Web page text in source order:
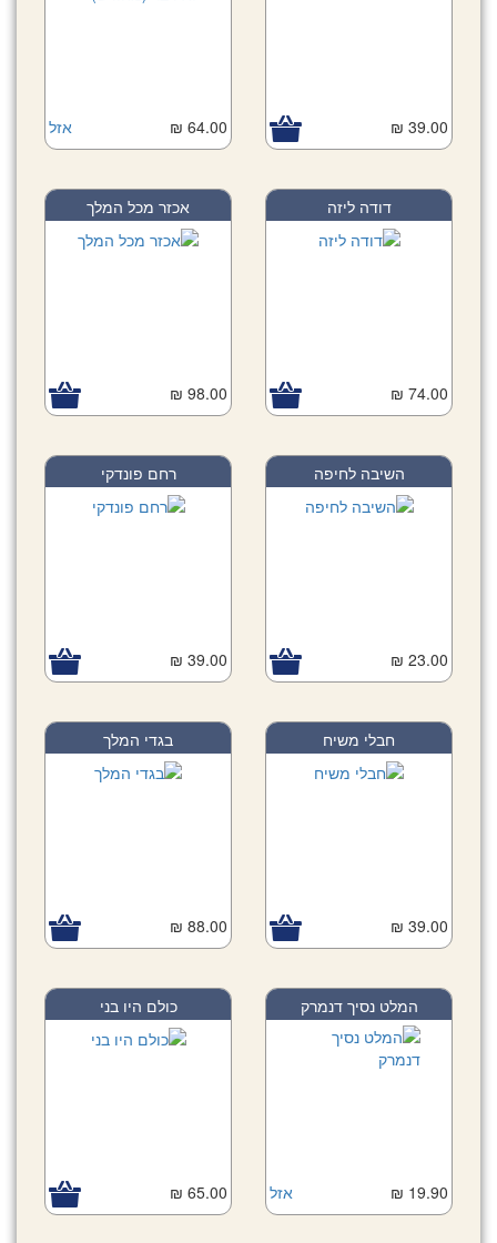
39.00 ₪ אזל 64.00 ₪
דודה ליזה
74.00 ₪
אכזר מכל המלך
98.00 ₪
השיבה לחיפה
23.00 ₪
רחם פונדקי
39.00 ₪
חבלי משיח
39.00 ₪
בגדי המלך
88.00 ₪
המלט נסיך דנמרק
אזל 19.90 ₪
כולם היו בני
65.00 ₪